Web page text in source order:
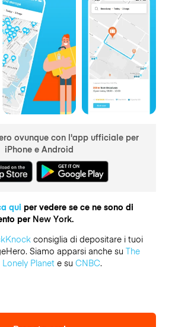
ovunque con l'app ufficiale per
iPhone e Android
qui per vedere se ce ne sono di
per New York.
consiglia di depositare i tuoi
Siamo apparsi anche su The
Lonely Planete su CNBC.